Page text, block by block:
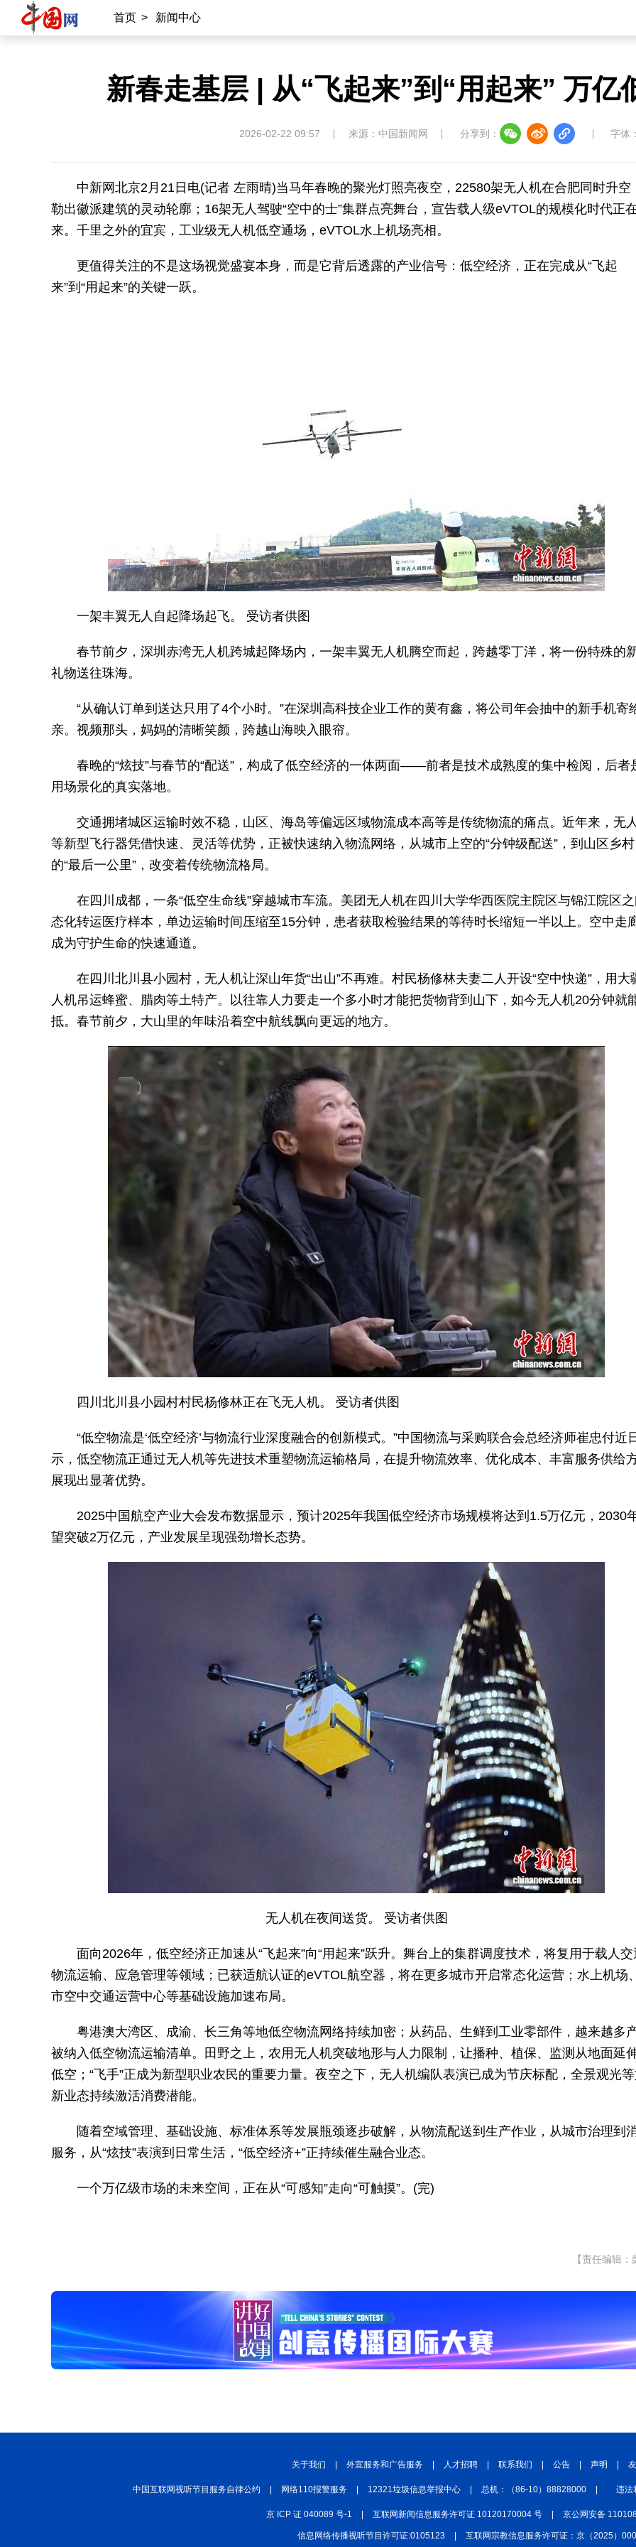
首页 > 新闻中心
新春走基层 | 从“飞起来”到“用起来” 万亿
2026-02-22 09:57 来源：中国新闻网 分享到： 字体：
中新网北京2月21日电(记者 左雨晴)当马年春晚的聚光灯照亮夜空，22580架无人机在合肥同时升空
勒出徽派建筑的灵动轮廓；16架无人驾驶“空中的士”集群点亮舞台，宣告载人级eVTOL的规模化时代正
来。千里之外的宜宾，工业级无人机低空通场，eVTOL水上机场亮相。
更值得关注的不是这场视觉盛宴本身，而是它背后透露的产业信号：低空经济，正在完成从“飞起
来”到“用起来”的关键一跃。
一架丰翼无人自起降场起飞。 受访者供图
春节前夕，深圳赤湾无人机跨城起降场内，一架丰翼无人机腾空而起，跨越零丁洋，将一份特殊的
礼物送往珠海。
“从确认订单到送达只用了4个小时。”在深圳高科技企业工作的黄有鑫，将公司年会抽中的新手机寄
亲。视频那头，妈妈的清晰笑颜，跨越山海映入眼帘。
春晚的“炫技”与春节的“配送”，构成了低空经济的一体两面——前者是技术成熟度的集中检阅，后者
用场景化的真实落地。
交通拥堵城区运输时效不稳，山区、海岛等偏远区域物流成本高等是传统物流的痛点。近年来，无
等新型飞行器凭借快速、灵活等优势，正被快速纳入物流网络，从城市上空的“分钟级配送”，到山区乡村
的“最后一公里”，改变着传统物流格局。
在四川成都，一条“低空生命线”穿越城市车流。美团无人机在四川大学华西医院主院区与锦江院区之
态化转运医疗样本，单边运输时间压缩至15分钟，患者获取检验结果的等待时长缩短一半以上。空中走
成为守护生命的快速通道。
在四川北川县小园村，无人机让深山年货“出山”不再难。村民杨修林夫妻二人开设“空中快递”，用大
人机吊运蜂蜜、腊肉等土特产。以往靠人力要走一个多小时才能把货物背到山下，如今无人机20分钟就
抵。春节前夕，大山里的年味沿着空中航线飘向更远的地方。
四川北川县小园村村民杨修林正在飞无人机。 受访者供图
“低空物流是‘低空经济’与物流行业深度融合的创新模式。”中国物流与采购联合会总经济师崔忠付近
示，低空物流正通过无人机等先进技术重塑物流运输格局，在提升物流效率、优化成本、丰富服务供给
展现出显著优势。
2025中国航空产业大会发布数据显示，预计2025年我国低空经济市场规模将达到1.5万亿元，2030
望突破2万亿元，产业发展呈现强劲增长态势。
无人机在夜间送货。 受访者供图
面向2026年，低空经济正加速从“飞起来”向“用起来”跃升。舞台上的集群调度技术，将复用于载人交
物流运输、应急管理等领域；已获适航认证的eVTOL航空器，将在更多城市开启常态化运营；水上机场
市空中交通运营中心等基础设施加速布局。
粤港澳大湾区、成渝、长三角等地低空物流网络持续加密；从药品、生鲜到工业零部件，越来越多
被纳入低空物流运输清单。田野之上，农用无人机突破地形与人力限制，让播种、植保、监测从地面延
低空；“飞手”正成为新型职业农民的重要力量。夜空之下，无人机编队表演已成为节庆标配，全景观光
新业态持续激活消费潜能。
随着空域管理、基础设施、标准体系等发展瓶颈逐步破解，从物流配送到生产作业，从城市治理到
服务，从“炫技”表演到日常生活，“低空经济+”正持续催生融合业态。
一个万亿级市场的未来空间，正在从“可感知”走向“可触摸”。(完)
【责任编辑：
关于我们 外宣服务和广告服务 人才招聘 联系我们 公告 声明
中国互联网视听节目服务自律公约 网络110报警服务 12321垃圾信息举报中心 总机：（86-10）88828000 违法
京 ICP 证 040089 号-1 互联网新闻信息服务许可证 10120170004 号 京公网安备
信息网络传播视听节目许可证:0105123 互联网宗教信息服务许可证：京（2025）